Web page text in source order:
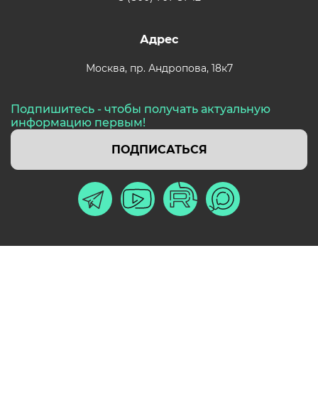
Адрес
Москва,пр. Андропова, 18к7
Подпишитесь - чтобы получать актуальную
информацию первым!
ПОДПИСАТЬСЯ